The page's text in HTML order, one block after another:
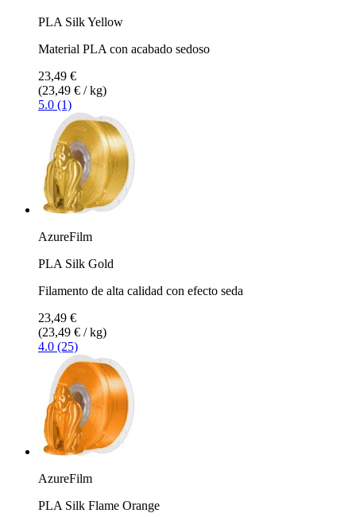
PLA Silk Yellow
Material PLA con acabado sedoso
23,49 €
(23,49 € / kg)
5.0 (1)
AzureFilm
PLA Silk Gold
Filamento de alta calidad con efecto seda
23,49 €
(23,49 € / kg)
4.0 (25)
AzureFilm
PLA Silk Flame Orange